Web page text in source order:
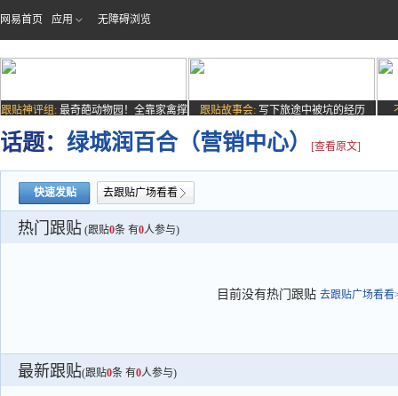
网易首页 应用 无障碍浏览
跟贴神评组: 最奇葩动物园！全靠家禽撑
场子
跟贴故事会: 写下旅途中被坑的经历
话题： 绿城润百合（营销中心） [查看原文]
快速发贴 去跟贴广场看看
热门跟贴 (跟贴0条 有0人参与)
目前没有热门跟贴 去跟贴广场看看
最新跟贴(跟贴0条 有0人参与)